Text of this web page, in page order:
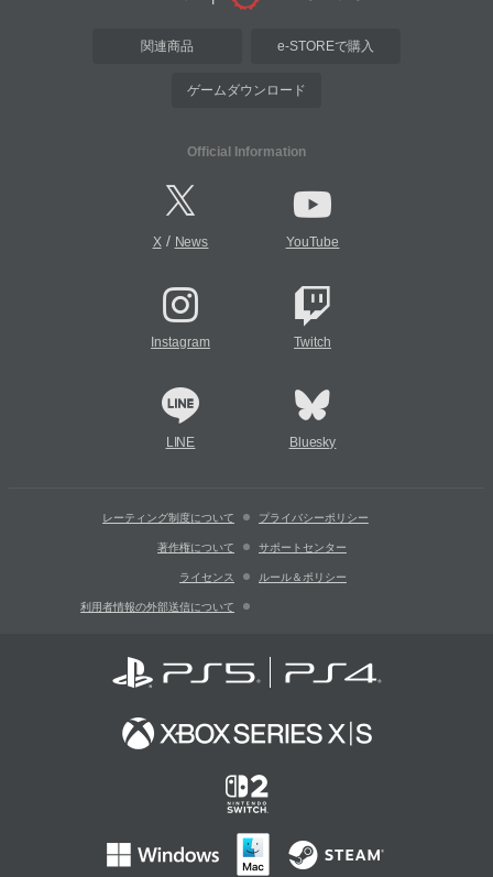
関連商品 e-STOREで購入
ゲームダウンロード
Official Information
X/ News YouTube
Instagram Twitch
LINE Bluesky
レーティング制度について プライバシーポリシー
著作権について サポートセンター
ライセンス ルール＆ポリシー
利用者情報の外部送信について